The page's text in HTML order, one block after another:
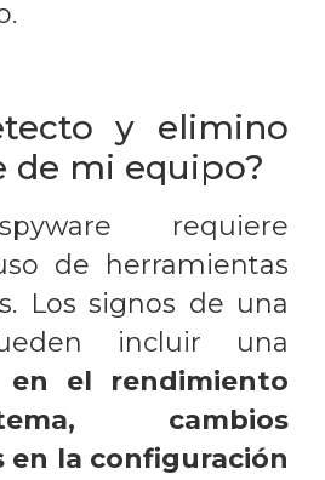
y elimino
de mi equipo?
requiere
de herramientas
Los signos de una
incluir una
en el rendimiento
cambios
en la configuración